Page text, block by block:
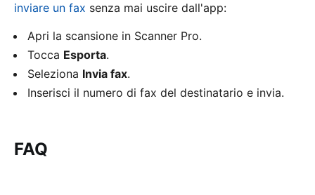
inviare un fax senza mai uscire dall'app:
Apri la scansione in Scanner Pro.
Tocca Esporta.
Seleziona Invia fax.
Inserisci il numero di fax del destinatario e invia.
FAQ